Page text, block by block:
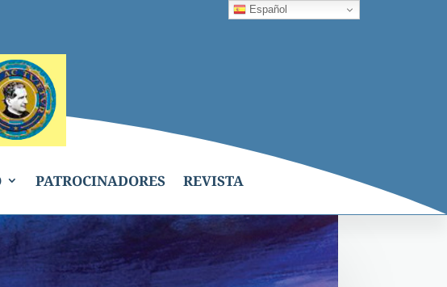
PATROCINADORES REVISTA
Español